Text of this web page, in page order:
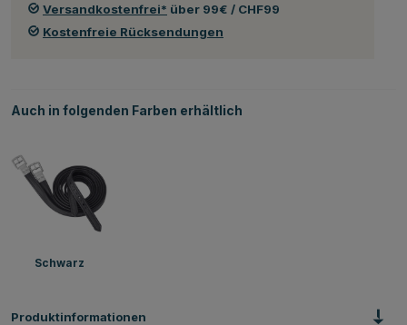
Versandkostenfrei* über 99€ / CHF99
Kostenfreie Rücksendungen
Auch in folgenden Farben erhältlich
Schwarz
Produktinformationen